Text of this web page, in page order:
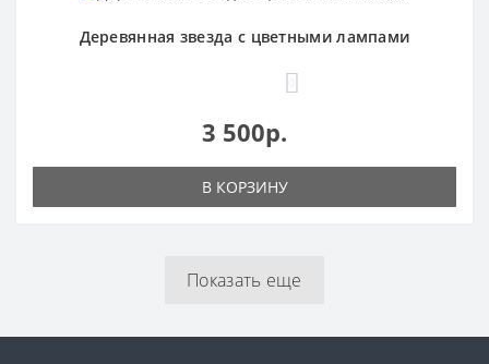
Деревянная звезда с цветными лампами
3 500р.
В КОРЗИНУ
Показать еще